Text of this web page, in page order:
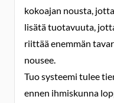
kokoajan nousta,
lisätä tuotavuuta,
riittää enemmän
nousee.
Tuo systeemi tulee
ennen ihmiskunna